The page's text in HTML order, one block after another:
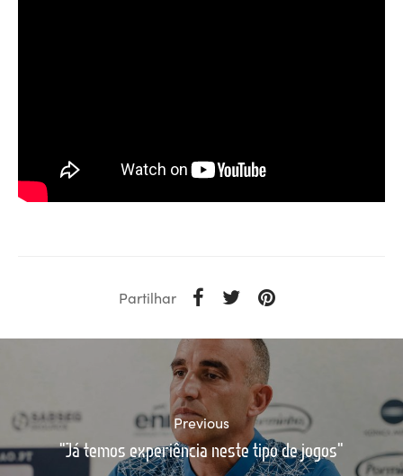
Partilhar
Previous
"Já temos experiência neste tipo de jogos"